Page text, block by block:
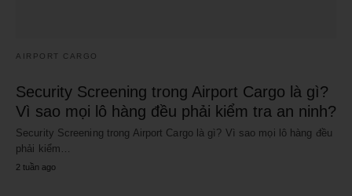
AIRPORT CARGO
Security Screening trong Airport Cargo là gì?
Vì sao mọi lô hàng đều phải kiểm tra an ninh?
Security Screening trong Airport Cargo là gì? Vì sao mọi lô hàng đều
phải kiểm…
2 tuần ago